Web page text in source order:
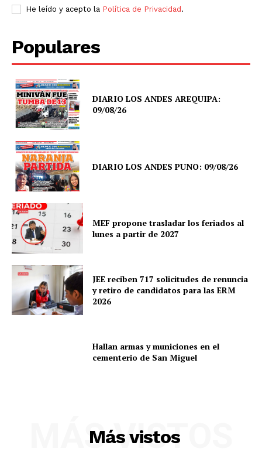
He leído y acepto la Política de Privacidad.
Populares
DIARIO LOS ANDES AREQUIPA:
09/08/26
DIARIO LOS ANDES PUNO: 09/08/26
MEF propone trasladar los feriados al
lunes a partir de 2027
JEE reciben 717 solicitudes de renuncia
y retiro de candidatos para las ERM
2026
Hallan armas y municiones en el
cementerio de San Miguel
Más vistos
MÁS VISTOS